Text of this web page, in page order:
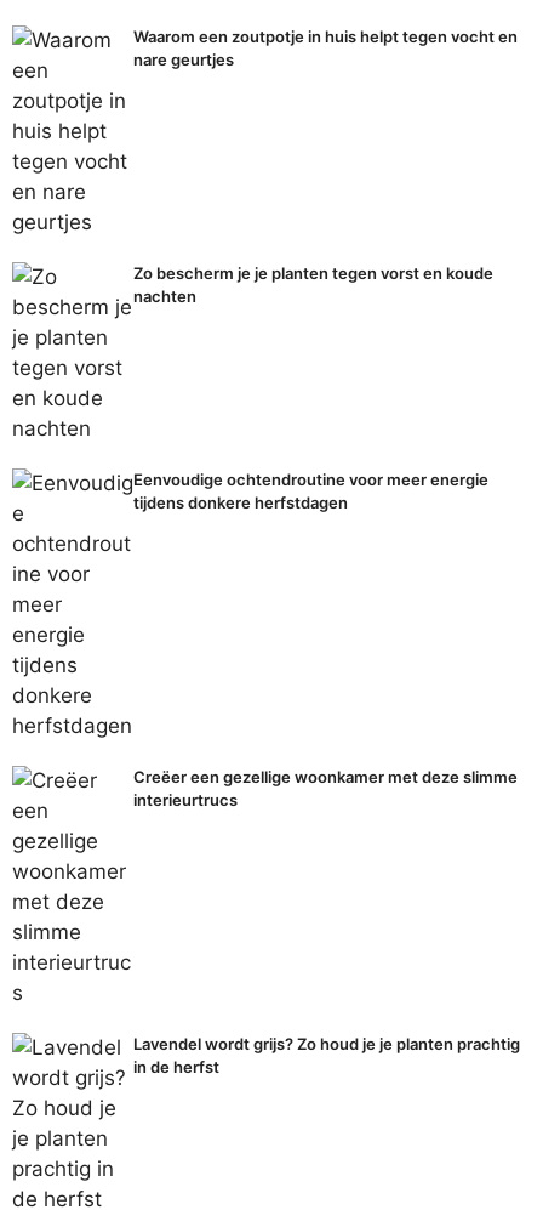
Waarom een zoutpotje in huis helpt tegen vocht en
nare geurtjes
Zo bescherm je je planten tegen vorst en koude
nachten
Eenvoudige ochtendroutine voor meer energie
tijdens donkere herfstdagen
Creëer een gezellige woonkamer met deze slimme
interieurtrucs
Lavendel wordt grijs? Zo houd je je planten prachtig
in de herfst